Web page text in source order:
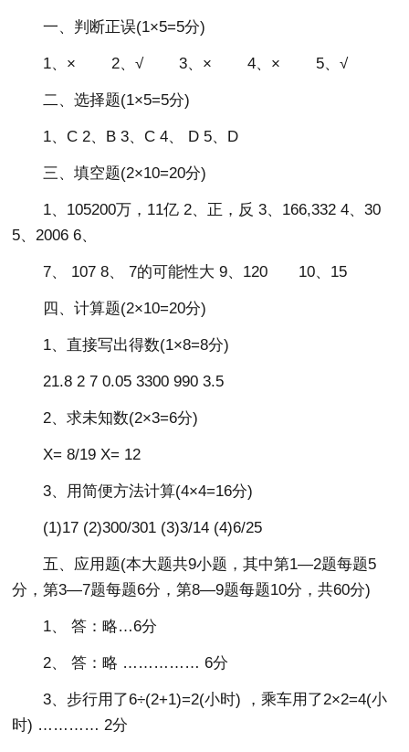
一、判断正误(1×5=5分)
1、× 2、√ 3、× 4、× 5、√
二、选择题(1×5=5分)
1、C 2、B 3、C 4、 D 5、D
三、填空题(2×10=20分)
1、105200万，11亿 2、正，反 3、166,332 4、30
5、2006 6、
7、 107 8、 7的可能性大 9、120 10、15
四、计算题(2×10=20分)
1、直接写出得数(1×8=8分)
21.8 2 7 0.05 3300 990 3.5
2、求未知数(2×3=6分)
X= 8/19 X= 12
3、用简便方法计算(4×4=16分)
(1)17 (2)300/301 (3)3/14 (4)6/25
五、应用题(本大题共9小题，其中第1—2题每题5
分，第3—7题每题6分，第8—9题每题10分，共60分)
1、 答：略…6分
2、 答：略 …………… 6分
3、步行用了6÷(2+1)=2(小时) ，乘车用了2×2=4(小
时) ………… 2分